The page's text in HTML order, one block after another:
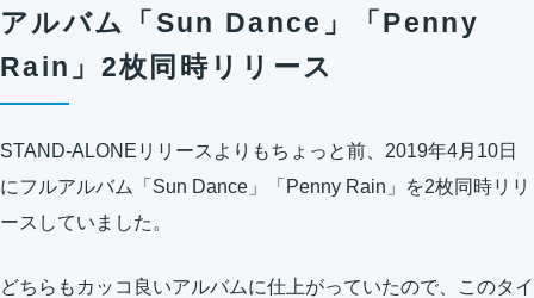
アルバム「Sun Dance」「Penny
Rain」2枚同時リリース
STAND-ALONEリリースよりもちょっと前、2019年4月10日
にフルアルバム「Sun Dance」「Penny Rain」を2枚同時リリ
ースしていました。
どちらもカッコ良いアルバムに仕上がっていたので、このタイ